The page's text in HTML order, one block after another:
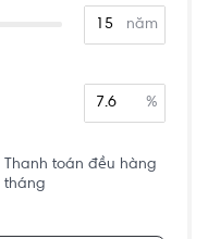
năm
%
Thanh toán đều hàng
tháng